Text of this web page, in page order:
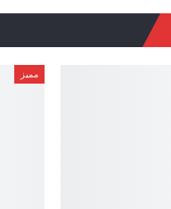
مميز